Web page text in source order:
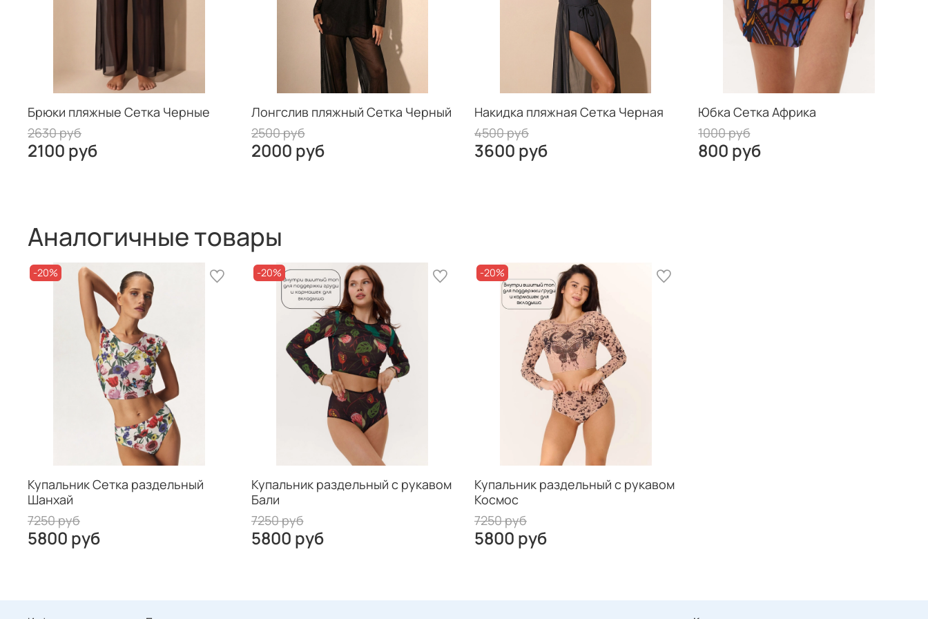
Брюки пляжные Сетка Черные
2630 руб
2100 руб
Лонгслив пляжный Сетка Черный
2500 руб
2000 руб
Накидка пляжная Сетка Черная
4500 руб
3600 руб
Юбка Сетка Африка
1000 руб
800 руб
Аналогичные товары
-20%
Купальник Сетка раздельный
Шанхай
7250 руб
5800 руб
-20%
Купальник раздельный с рукавом
Бали
7250 руб
5800 руб
-20%
Купальник раздельный с рукавом
Космос
7250 руб
5800 руб